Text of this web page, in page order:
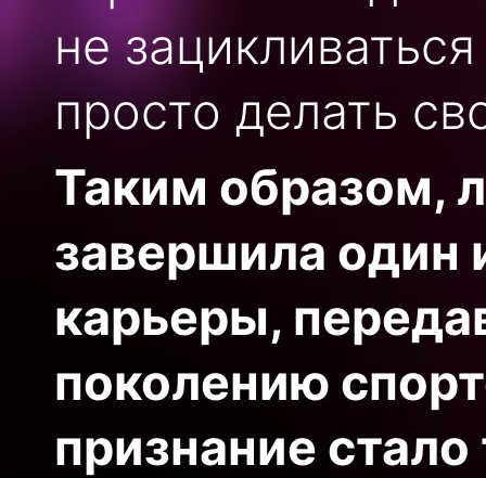
не
просто делать
Таким образом,
завершила один
карьеры,
поколению
признание